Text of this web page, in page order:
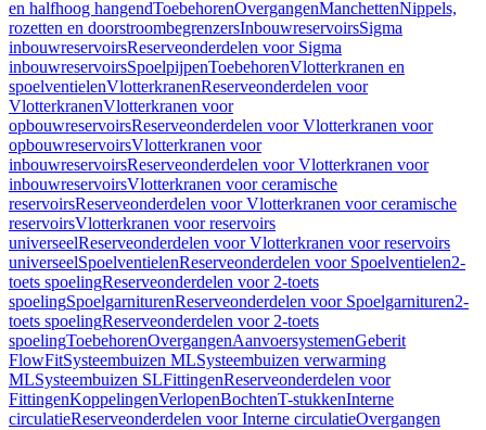
en halfhoog hangendToebehorenOvergangenManchettenNippels,
rozetten en doorstroombegrenzersInbouwreservoirsSigma
inbouwreservoirsReserveonderdelen voor Sigma
inbouwreservoirsSpoelpijpenToebehorenVlotterkranen en
spoelventielenVlotterkranenReserveonderdelen voor
VlotterkranenVlotterkranen voor
opbouwreservoirsReserveonderdelen voor Vlotterkranen voor
opbouwreservoirsVlotterkranen voor
inbouwreservoirsReserveonderdelen voor Vlotterkranen voor
inbouwreservoirsVlotterkranen voor ceramische
reservoirsReserveonderdelen voor Vlotterkranen voor ceramische
reservoirsVlotterkranen voor reservoirs
universeelReserveonderdelen voor Vlotterkranen voor reservoirs
universeelSpoelventielenReserveonderdelen voor Spoelventielen2-
toets spoelingReserveonderdelen voor 2-toets
spoelingSpoelgarniturenReserveonderdelen voor Spoelgarnituren2-
toets spoelingReserveonderdelen voor 2-toets
spoelingToebehorenOvergangenAanvoersystemenGeberit
FlowFitSysteembuizen MLSysteembuizen verwarming
MLSysteembuizen SLFittingenReserveonderdelen voor
FittingenKoppelingenVerlopenBochtenT-stukkenInterne
circulatieReserveonderdelen voor Interne circulatieOvergangen